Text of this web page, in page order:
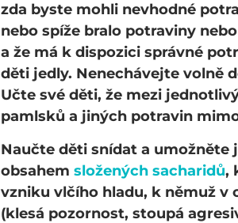
zda byste mohli nevhodné
nebo spíže bralo potraviny
a že má k dispozici správné
děti jedly. Nenechávejte volně
Učte své děti, že mezi
pamlsků a jiných potravin
Naučte děti snídat a umožněte
obsahem složených sacharidů,
vzniku vlčího hladu, k němuž v
(klesá pozornost, stoupá